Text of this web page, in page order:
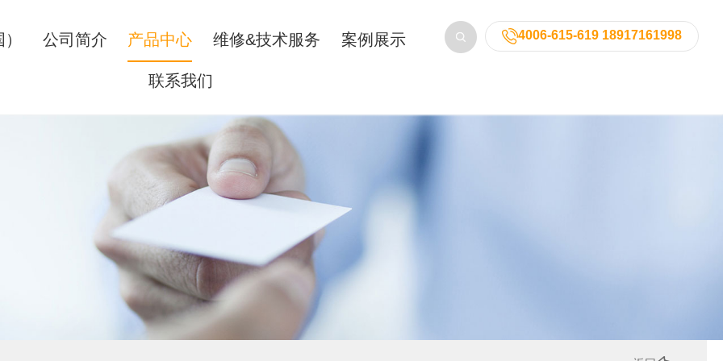
4006-615-619 18917161998
公司简介 产品中心 维修&技术服务 案例展示
联系我们